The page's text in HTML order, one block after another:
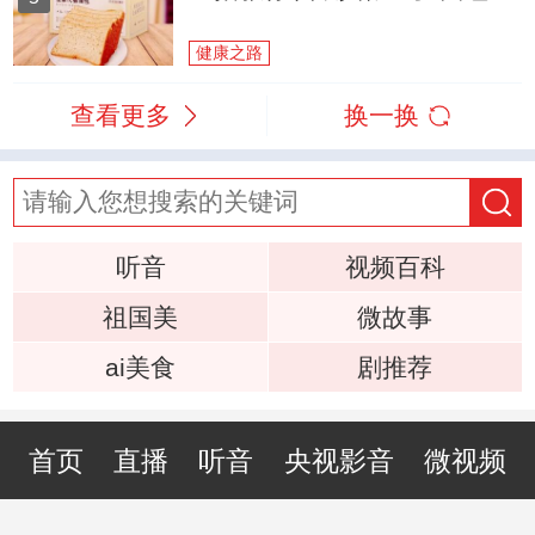
健康之路
查看更多 换一换
听音
视频百科
祖国美
微故事
ai美食
剧推荐
首页 直播 听音 央视影音 微视频